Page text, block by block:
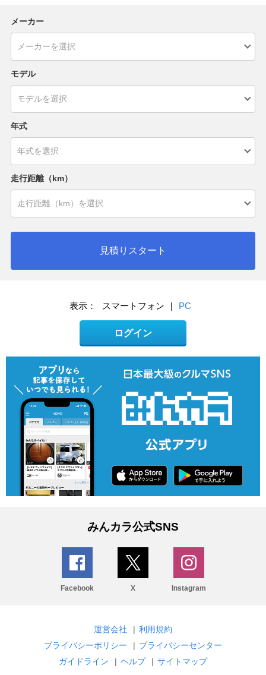
メーカー
モデル
年式
走行距離（km）
見積りスタート
表示： スマートフォン | PC
ログイン
みんカラ公式SNS
Facebook X Instagram
運営会社 | 利用規約
プライバシーポリシー
| プライバシーセンター
ガイドライン
| ヘルプ | サイトマップ